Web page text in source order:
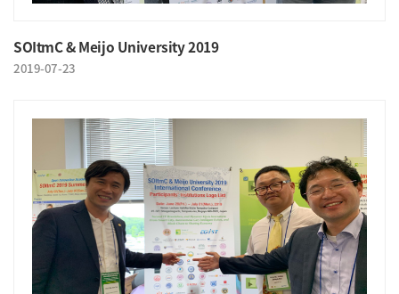
SOItmC & Meijo University 2019
2019-07-23